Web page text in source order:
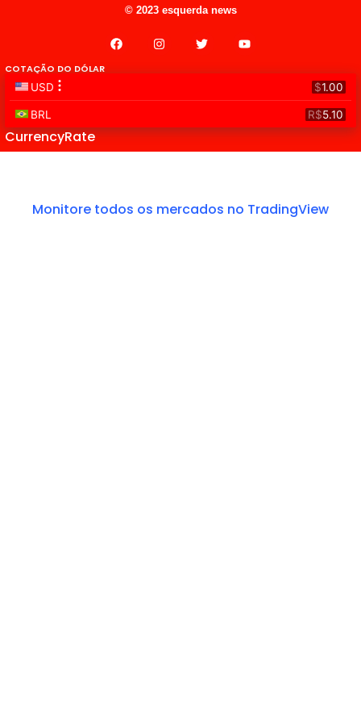
© 2023 esquerda news
COTAÇÃO DO DÓLAR
CurrencyRate
Monitore todos os mercados no TradingView